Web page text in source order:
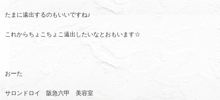
たまに遠出するのもいいですね♪
これからちょこちょこ遠出したいなとおもいます☆
おーた
サロンドロイ 阪急六甲 美容室